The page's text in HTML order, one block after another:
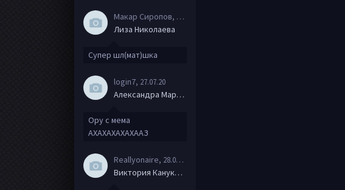
Макар Сиропов, 08.08.20
Лиза Николаева
Супер шл(мат)шка
login7, 27.07.20
Александра Маркова
Ору с мема
АХАХАХАХАХААЗ
Reallyonaire, 28.06.20
Виктория Канукова